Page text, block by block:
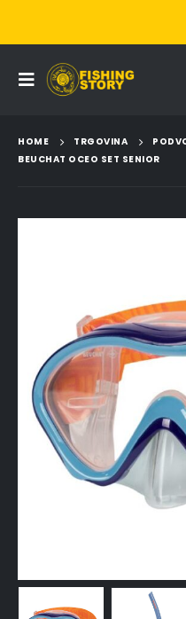
HOME TRGOVINA
BEUCHAT OCEO SET SENIOR